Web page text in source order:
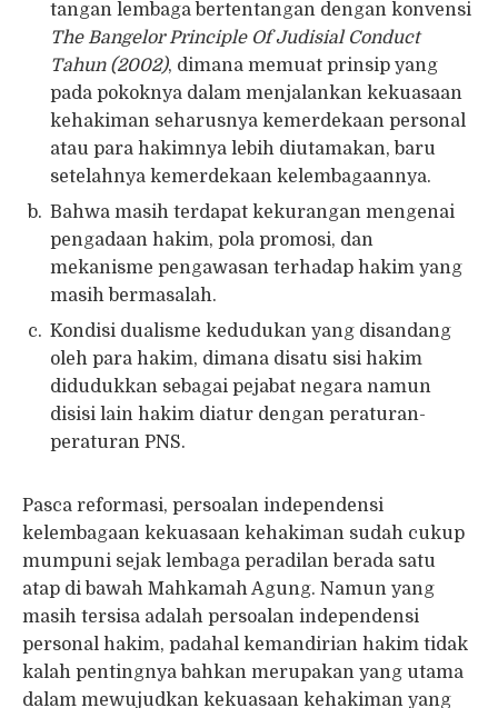
tangan lembaga bertentangan dengan konvensi
The Bangelor Principle Of Judisial Conduct
Tahun (2002), dimana memuat prinsip yang
pada pokoknya dalam menjalankan kekuasaan
kehakiman seharusnya kemerdekaan personal
atau para hakimnya lebih diutamakan, baru
setelahnya kemerdekaan kelembagaannya.
Bahwa masih terdapat kekurangan mengenai
pengadaan hakim, pola promosi, dan
mekanisme pengawasan terhadap hakim yang
masih bermasalah.
Kondisi dualisme kedudukan yang disandang
oleh para hakim, dimana disatu sisi hakim
didudukkan sebagai pejabat negara namun
disisi lain hakim diatur dengan peraturan-
peraturan PNS.
Pasca reformasi, persoalan independensi
kelembagaan kekuasaan kehakiman sudah cukup
mumpuni sejak lembaga peradilan berada satu
atap di bawah Mahkamah Agung. Namun yang
masih tersisa adalah persoalan independensi
personal hakim, padahal kemandirian hakim tidak
kalah pentingnya bahkan merupakan yang utama
dalam mewujudkan kekuasaan kehakiman yang